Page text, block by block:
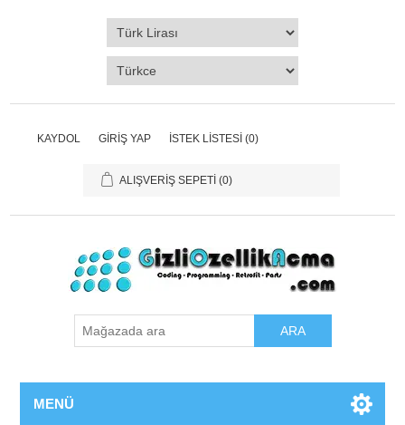
KAYDOL GIRIŞ YAP İSTEK LISTESI (0)
ALIŞVERIŞ SEPETI (0)
ARA
MENÜ